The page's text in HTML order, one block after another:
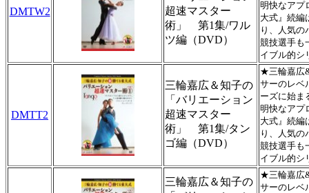
DMTW2
超速マスター
術」 第1集/ワル
ツ編（DVD）
明快なアプ
大式』続編
り、人気の
競技選手も
イブル的シ
DMTT2
三輪嘉広＆知子の
「バリエーション
超速マスター
術」 第1集/タン
ゴ編（DVD）
★三輪嘉広
サーのレベ
ーズに始ま
明快なアプ
大式』続編
り、人気の
競技選手も
イブル的シ
三輪嘉広＆知子の
★三輪嘉広
サーのレベ